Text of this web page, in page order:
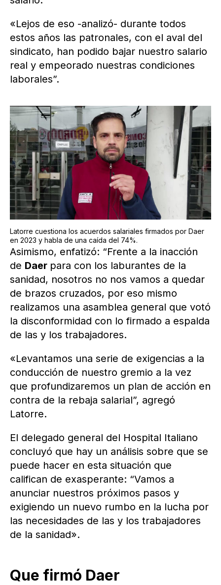
«Lejos de eso -analizó- durante todos
estos años las patronales, con el aval del
sindicato, han podido bajar nuestro salario
real y empeorado nuestras condiciones
laborales”.
Latorre cuestiona los acuerdos salariales firmados por Daer
en 2023 y habla de una caída del 74%.
Asimismo, enfatizó: “Frente a la inacción
de Daer para con los laburantes de la
sanidad, nosotros no nos vamos a quedar
de brazos cruzados, por eso mismo
realizamos una asamblea general que votó
la disconformidad con lo firmado a espalda
de las y los trabajadores.
«Levantamos una serie de exigencias a la
conducción de nuestro gremio a la vez
que profundizaremos un plan de acción en
contra de la rebaja salarial”, agregó
Latorre.
El delegado general del Hospital Italiano
concluyó que hay un análisis sobre que se
puede hacer en esta situación que
califican de exasperante: “Vamos a
anunciar nuestros próximos pasos y
exigiendo un nuevo rumbo en la lucha por
las necesidades de las y los trabajadores
de la sanidad».
Que firmó Daer